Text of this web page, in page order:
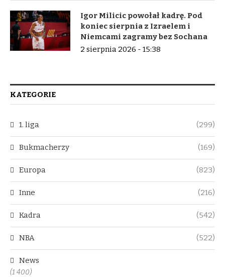
Igor Milicic powołał kadrę. Pod
koniec sierpnia z Izraelem i
Niemcami zagramy bez Sochana
2 sierpnia 2026 - 15:38
KATEGORIE
1. liga (299)
Bukmacherzy (169)
Europa (823)
Inne (216)
Kadra (542)
NBA (522)
News
(1 400)